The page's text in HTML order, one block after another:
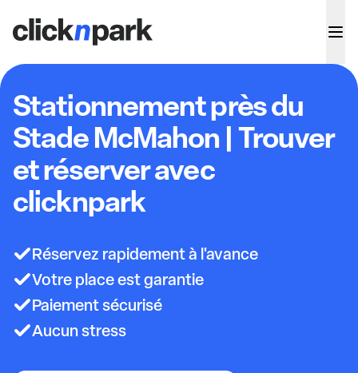
Stationnement près du
Stade McMahon | Trouver
et réserver avec
clicknpark
Réservez rapidement à l'avance
Votre place est garantie
Paiement sécurisé
Aucun stress